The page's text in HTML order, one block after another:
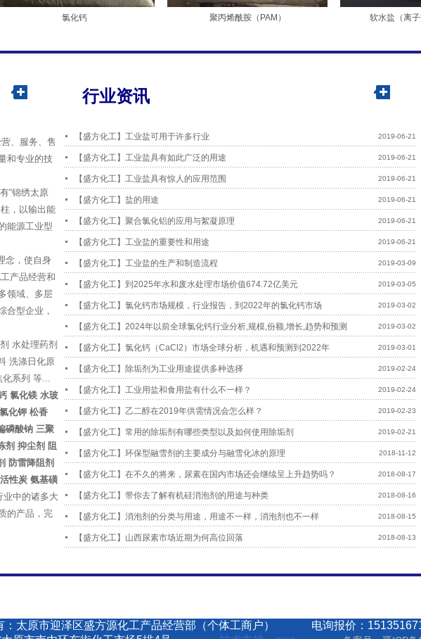
氯化钙 聚丙烯酰胺（PAM） 软水盐（离
2019-06-21
【盛方化工】工业盐可用于许多行业
2019-06-21
【盛方化工】工业盐具有如此广泛的用途
2019-06-21
【盛方化工】工业盐具有惊人的应用范围
2019-06-21
【盛方化工】盐的用途
2019-06-21
【盛方化工】聚合氯化铝的应用与絮凝原理
2019-06-21
【盛方化工】工业盐的重要性和用途
2019-03-09
【盛方化工】工业盐的生产和制造流程
2019-03-05
【盛方化工】到2025年水和废水处理市场价值674.72亿美元
2019-03-02
【盛方化工】氯化钙市场规模，行业报告，到2022年的氯化钙市场
2019-03-02
【盛方化工】2024年以前全球氯化钙行业分析,规模,份额,增长,趋势和预测
2019-03-01
【盛方化工】氯化钙（CaCl2）市场全球分析，机遇和预测到2022年
2019-02-24
【盛方化工】除垢剂为工业用途提供多种选择
2019-02-24
【盛方化工】工业用盐和食用盐有什么不一样？
2019-02-23
【盛方化工】乙二醇在2019年供需情况会怎么样？
2019-02-21
【盛方化工】常用的除垢剂有哪些类型以及如何使用除垢剂
2018-11-12
【盛方化工】环保型融雪剂的主要成分与融雪化冰的原理
2018-08-17
【盛方化工】在不久的将来，尿素在国内市场还会继续呈上升趋势吗？
2018-08-16
【盛方化工】带你去了解有机硅消泡剂的用途与种类
2018-08-15
【盛方化工】消泡剂的分类与用途，用途不一样，消泡剂也不一样
2018-08-13
【盛方化工】山西尿素市场近期为何高位回落
行业资讯
、服务、售
和专业的技
“锦绣太原
，以输出能
能源工业型
念，使自身
产品经营和
领域、多层
合型企业，
水处理药剂
洗涤日化原
系列 等...
氯化镁 水玻
化钾 松香
磷酸钠 三聚
剂 抑尘剂 阻
防雷降阻剂
性炭 氨基磺
业中的诸多大
的产品，完
：太原市迎泽区盛方源化工产品经营部（个体工商户） 电询报价：